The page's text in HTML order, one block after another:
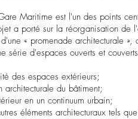
Maritime est l'un des points
a porté sur la réorganisation
« promenade architecturale
série d'espaces ouverts et
des espaces extérieurs;
du bâtiment;
en un continuum urbain;
éléments architecturaux tels